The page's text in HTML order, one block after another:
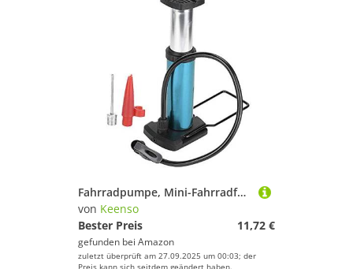
Fahrradpumpe, Mini-Fahrradfu?pumpe Tragbare Hochdruck-Bodenf¨¹llpumpe Reifenluftpumpe Tragbare Fahrradfu?pumpe(Blau) Werkzeuge für Fahrradreparaturen
von Keenso
Bester Preis
11,72 €
gefunden bei Amazon
zuletzt überprüft am 27.09.2025 um 00:03; der
Preis kann sich seitdem geändert haben.